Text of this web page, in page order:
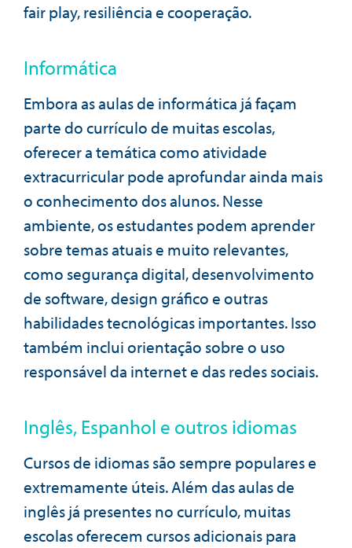
fair play, resiliência e cooperação.
Informática
Embora as aulas de informática já façam
parte do currículo de muitas escolas,
oferecer a temática como atividade
extracurricular pode aprofundar ainda mais
o conhecimento dos alunos. Nesse
ambiente, os estudantes podem aprender
sobre temas atuais e muito relevantes,
como segurança digital, desenvolvimento
de software, design gráfico e outras
habilidades tecnológicas importantes. Isso
também inclui orientação sobre o uso
responsável da internet e das redes sociais.
Inglês, Espanhol e outros idiomas
Cursos de idiomas são sempre populares e
extremamente úteis. Além das aulas de
inglês já presentes no currículo, muitas
escolas oferecem cursos adicionais para